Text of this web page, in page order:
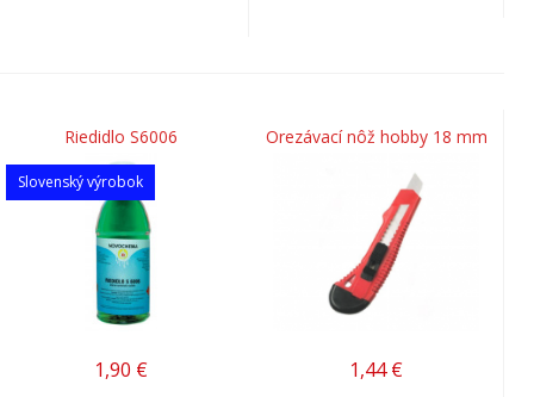
Riedidlo S6006
Slovenský výrobok
1,90 €
Orezávací nôž hobby 18 mm
1,44 €